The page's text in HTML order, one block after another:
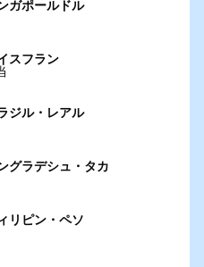
ガポールドル
スフラン
ジル・レアル
グラデシュ・タカ
リピン・ペソ